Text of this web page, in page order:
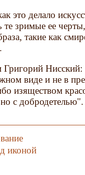
это делало
зримые ее
такие как
Нисский:
виде и не в
изяществом
с добродетелью".
иконой